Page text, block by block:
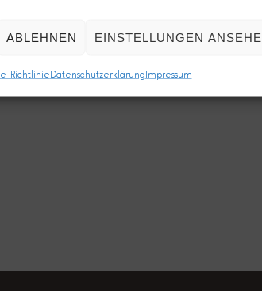
ABLEHNEN EINSTELLUNGEN
Richtlinie Datenschutzerklärung Impressum